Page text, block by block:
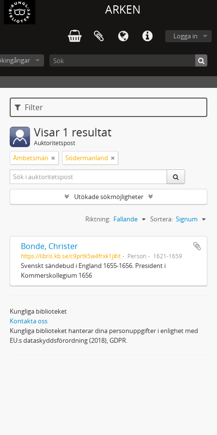
ARKEN
Logga in
Filter
Visar 1 resultat
Auktoritetspost
Ämbetsmän Södermanland
Utökade sökmöjligheter
Sortera: Signum
Riktning: Fallande
Bonde, Christer
https://libris.kb.se/c9prtk5w4frxk1j#it Person 1621-1659
Svenskt sändebud i England 1655-1656. President i
Kommerskollegium 1656
Kungliga biblioteket
Kontakta oss
Kungliga biblioteket hanterar dina personuppgifter i enlighet med
EU:s dataskyddsförordning (2018), GDPR.